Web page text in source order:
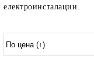
електроинсталации.